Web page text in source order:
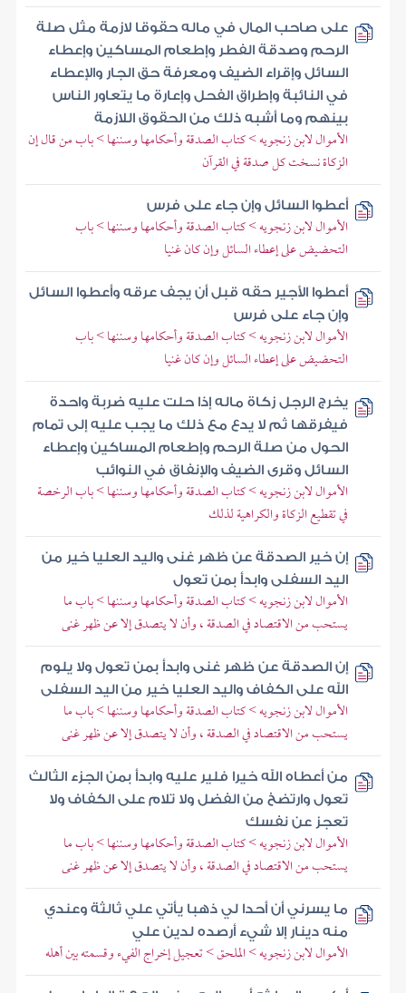
على صاحب المال في ماله حقوقا لازمة مثل صلة
الرحم وصدقة الفطر وإطعام المساكين وإعطاء
السائل وإقراء الضيف ومعرفة حق الجار والإعطاء
في النائبة وإطراق الفحل وإعارة ما يتعاور الناس
بينهم وما أشبه ذلك من الحقوق اللازمة
الأموال لابن زنجويه > كتاب الصدقة وأحكامها وسننها > باب من قال إن
الزكاة نسخت كل صدقة في القرآن
أعطوا السائل وإن جاء على فرس
الأموال لابن زنجويه > كتاب الصدقة وأحكامها وسننها > باب
التحضيض على إعطاء السائل وإن كان غنيا
أعطوا الأجير حقه قبل أن يجف عرقه وأعطوا السائل
وإن جاء على فرس
الأموال لابن زنجويه > كتاب الصدقة وأحكامها وسننها > باب
التحضيض على إعطاء السائل وإن كان غنيا
يخرج الرجل زكاة ماله إذا حلت عليه ضربة واحدة
فيفرقها ثم لا يدع مع ذلك ما يجب عليه إلى تمام
الحول من صلة الرحم وإطعام المساكين وإعطاء
السائل وقرى الضيف والإنفاق في النوائب
الأموال لابن زنجويه > كتاب الصدقة وأحكامها وسننها > باب الرخصة
في تقطيع الزكاة والكراهية لذلك
إن خير الصدقة عن ظهر غنى واليد العليا خير من
اليد السفلى وابدأ بمن تعول
الأموال لابن زنجويه > كتاب الصدقة وأحكامها وسننها > باب ما
يستحب من الاقتصاد في الصدقة ، وأن لا يتصدق إلا عن ظهر غنى
إن الصدقة عن ظهر غنى وابدأ بمن تعول ولا يلوم
الله على الكفاف واليد العليا خير من اليد السفلى
الأموال لابن زنجويه > كتاب الصدقة وأحكامها وسننها > باب ما
يستحب من الاقتصاد في الصدقة ، وأن لا يتصدق إلا عن ظهر غنى
من أعطاه الله خيرا فلير عليه وابدأ بمن الجزء الثالث
تعول وارتضخ من الفضل ولا تلام على الكفاف ولا
تعجز عن نفسك
الأموال لابن زنجويه > كتاب الصدقة وأحكامها وسننها > باب ما
يستحب من الاقتصاد في الصدقة ، وأن لا يتصدق إلا عن ظهر غنى
ما يسرني أن أحدا لي ذهبا يأتي علي ثالثة وعندي
منه دينار إلا شيء أرصده لدين علي
الأموال لابن زنجويه > الملحق > تعجيل إخراج الفيء وقسمته بين أهله